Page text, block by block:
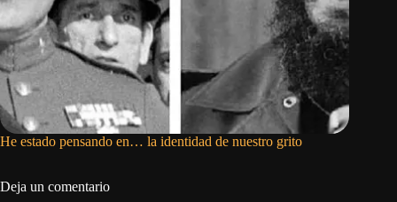
He estado pensando en… la identidad de nuestro grito
Deja un comentario